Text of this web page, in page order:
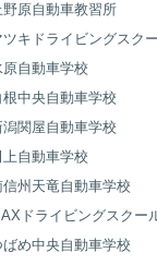
野原自動車教習所
ツキドライビングスク
原自動車学校
根中央自動車学校
潟関屋自動車学校
上自動車学校
信州天竜自動車学校
ドライビングスクー
ばめ中央自動車学校